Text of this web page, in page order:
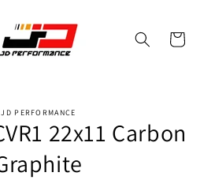
Warenkorb
JD PERFORMANCE
22x11 Carbon